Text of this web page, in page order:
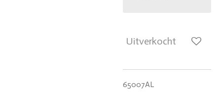
Uitverkocht
65007AL